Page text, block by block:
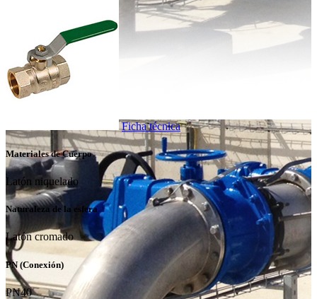
Ficha técnica
Materiales de Cuerpo
Latón niquelado
Naturaleza de la esfera
Latón cromado
PN (Conexión)
PN40